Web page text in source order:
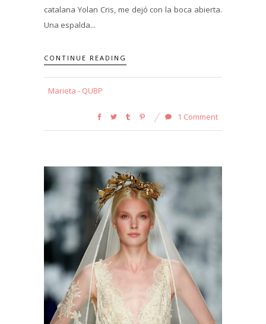
catalana Yolan Cris, me dejó con la boca abierta.
Una espalda...
CONTINUE READING
Marieta - QUBP
1 Comment